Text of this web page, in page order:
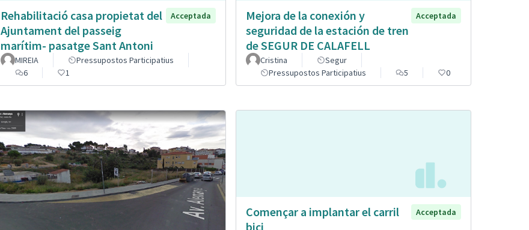
Rehabilitació casa propietat del
Ajuntament del passeig
marítim- pasatge Sant Antoni
Acceptada
MIREIA
Pressupostos Participatius
6
1
Mejora de la conexión y
seguridad de la estación de tren
de SEGUR DE CALAFELL
Acceptada
Cristina
Segur
Pressupostos Participatius
5 0
Començar a implantar el carril
bici
Acceptada